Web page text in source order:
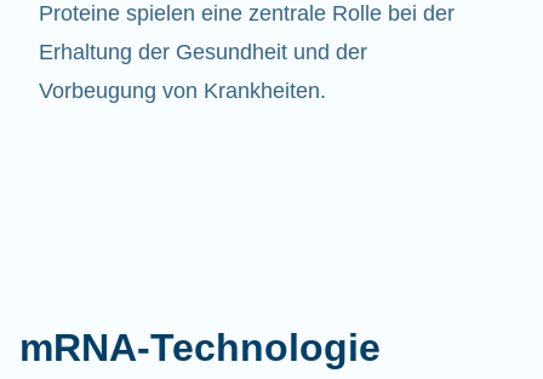
Proteine spielen eine zentrale Rolle bei der
Erhaltung der Gesundheit und der
Vorbeugung von Krankheiten.
mRNA-Technologie